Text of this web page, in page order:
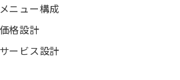
ニュー構成
格設計
ービス設計